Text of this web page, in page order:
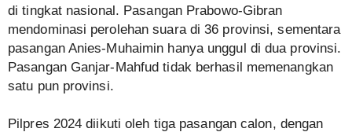
di tingkat nasional. Pasangan Prabowo-Gibran
mendominasi perolehan suara di 36 provinsi, sementara
pasangan Anies-Muhaimin hanya unggul di dua provinsi.
Pasangan Ganjar-Mahfud tidak berhasil memenangkan
satu pun provinsi.
Pilpres 2024 diikuti oleh tiga pasangan calon, dengan